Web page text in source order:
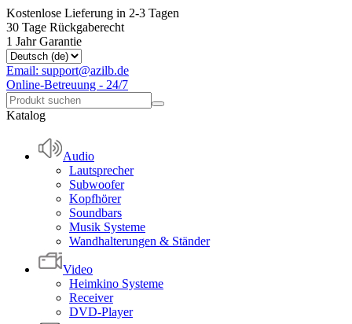
Kostenlose Lieferung in 2-3 Tagen
30 Tage Rückgaberecht
1 Jahr Garantie
Email: support@azilb.de
Online-Betreuung - 24/7
Katalog
Audio
Lautsprecher
Subwoofer
Kopfhörer
Soundbars
Musik Systeme
Wandhalterungen & Ständer
Video
Heimkino Systeme
Receiver
DVD-Player